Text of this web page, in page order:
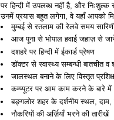
पर हिन्दी में उपलब्ध नहीं है, और
उनमें प्रयास बहुत लगेगा, वे यहाँ आपको
मुम्बई से रतलाम की रेलवे समय
आज पूना से भोपाल हवाई जहाज़ से
दशहरे पर हिन्दी में ईकार्ड प्रेषण
डॉक्टर से स्वास्थ्य सम्बन्धी बातचीत
जालस्थल बनाने के लिए विस्तृत
कम्प्यूटर पर आम काम करने के बारे में
बङ्गलोर शहर के दर्शनीय स्थल,
नौकरियों की अर्ज़ियाँ भरने की तारीखें